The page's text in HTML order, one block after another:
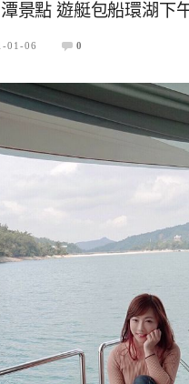
景點 遊艇包船環湖下
01-06 0